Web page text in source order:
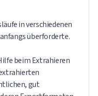
in verschiedenen
überforderte.
beim Extrahieren
gut